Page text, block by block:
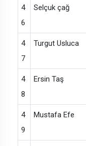
4
6
Selçuk çağ
4
7
Turgut Usluca
4
8
Ersin Taş
4
9
Mustafa Efe